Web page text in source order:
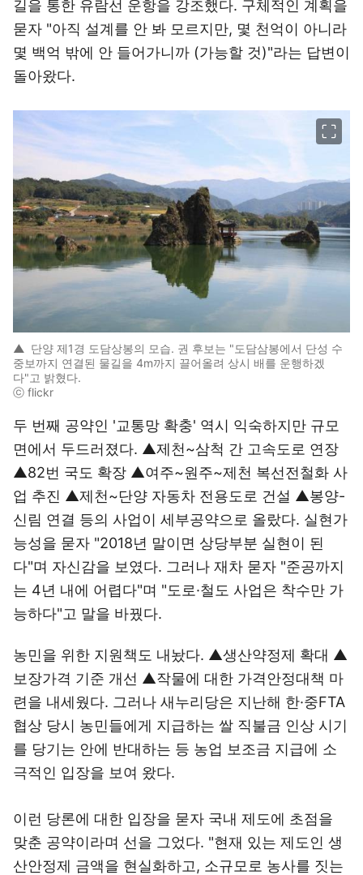
길을 통한 유람선 운항을 강조했다. 구체적인 계획을
묻자 "아직 설계를 안 봐 모르지만, 몇 천억이 아니라
몇 백억 밖에 안 들어가니까 (가능할 것)"라는 답변이
돌아왔다.
▲ 단양 제1경 도담상봉의 모습. 권 후보는 "도담삼봉에서 단성 수
중보까지 연결된 물길을 4m까지 끌어올려 상시 배를 운행하겠
다"고 밝혔다.
ⓒ flickr
두 번째 공약인 '교통망 확충' 역시 익숙하지만 규모
면에서 두드러졌다. ▲제천~삼척 간 고속도로 연장
▲82번 국도 확장 ▲여주~원주~제천 복선전철화 사
업 추진 ▲제천~단양 자동차 전용도로 건설 ▲봉양-
신림 연결 등의 사업이 세부공약으로 올랐다. 실현가
능성을 묻자 "2018년 말이면 상당부분 실현이 된
다"며 자신감을 보였다. 그러나 재차 묻자 "준공까지
는 4년 내에 어렵다"며 "도로·철도 사업은 착수만 가
능하다"고 말을 바꿨다.
농민을 위한 지원책도 내놨다. ▲생산약정제 확대 ▲
보장가격 기준 개선 ▲작물에 대한 가격안정대책 마
련을 내세웠다. 그러나 새누리당은 지난해 한·중FTA
협상 당시 농민들에게 지급하는 쌀 직불금 인상 시기
를 당기는 안에 반대하는 등 농업 보조금 지급에 소
극적인 입장을 보여 왔다.
이런 당론에 대한 입장을 묻자 국내 제도에 초점을
맞춘 공약이라며 선을 그었다. "현재 있는 제도인 생
산안정제 금액을 현실화하고, 소규모로 농사를 짓는